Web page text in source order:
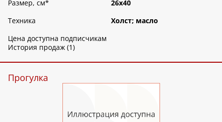
Размер, см*
26х40
Техника
Холст; масло
Цена доступна подписчикам
История продаж (1)
Прогулка